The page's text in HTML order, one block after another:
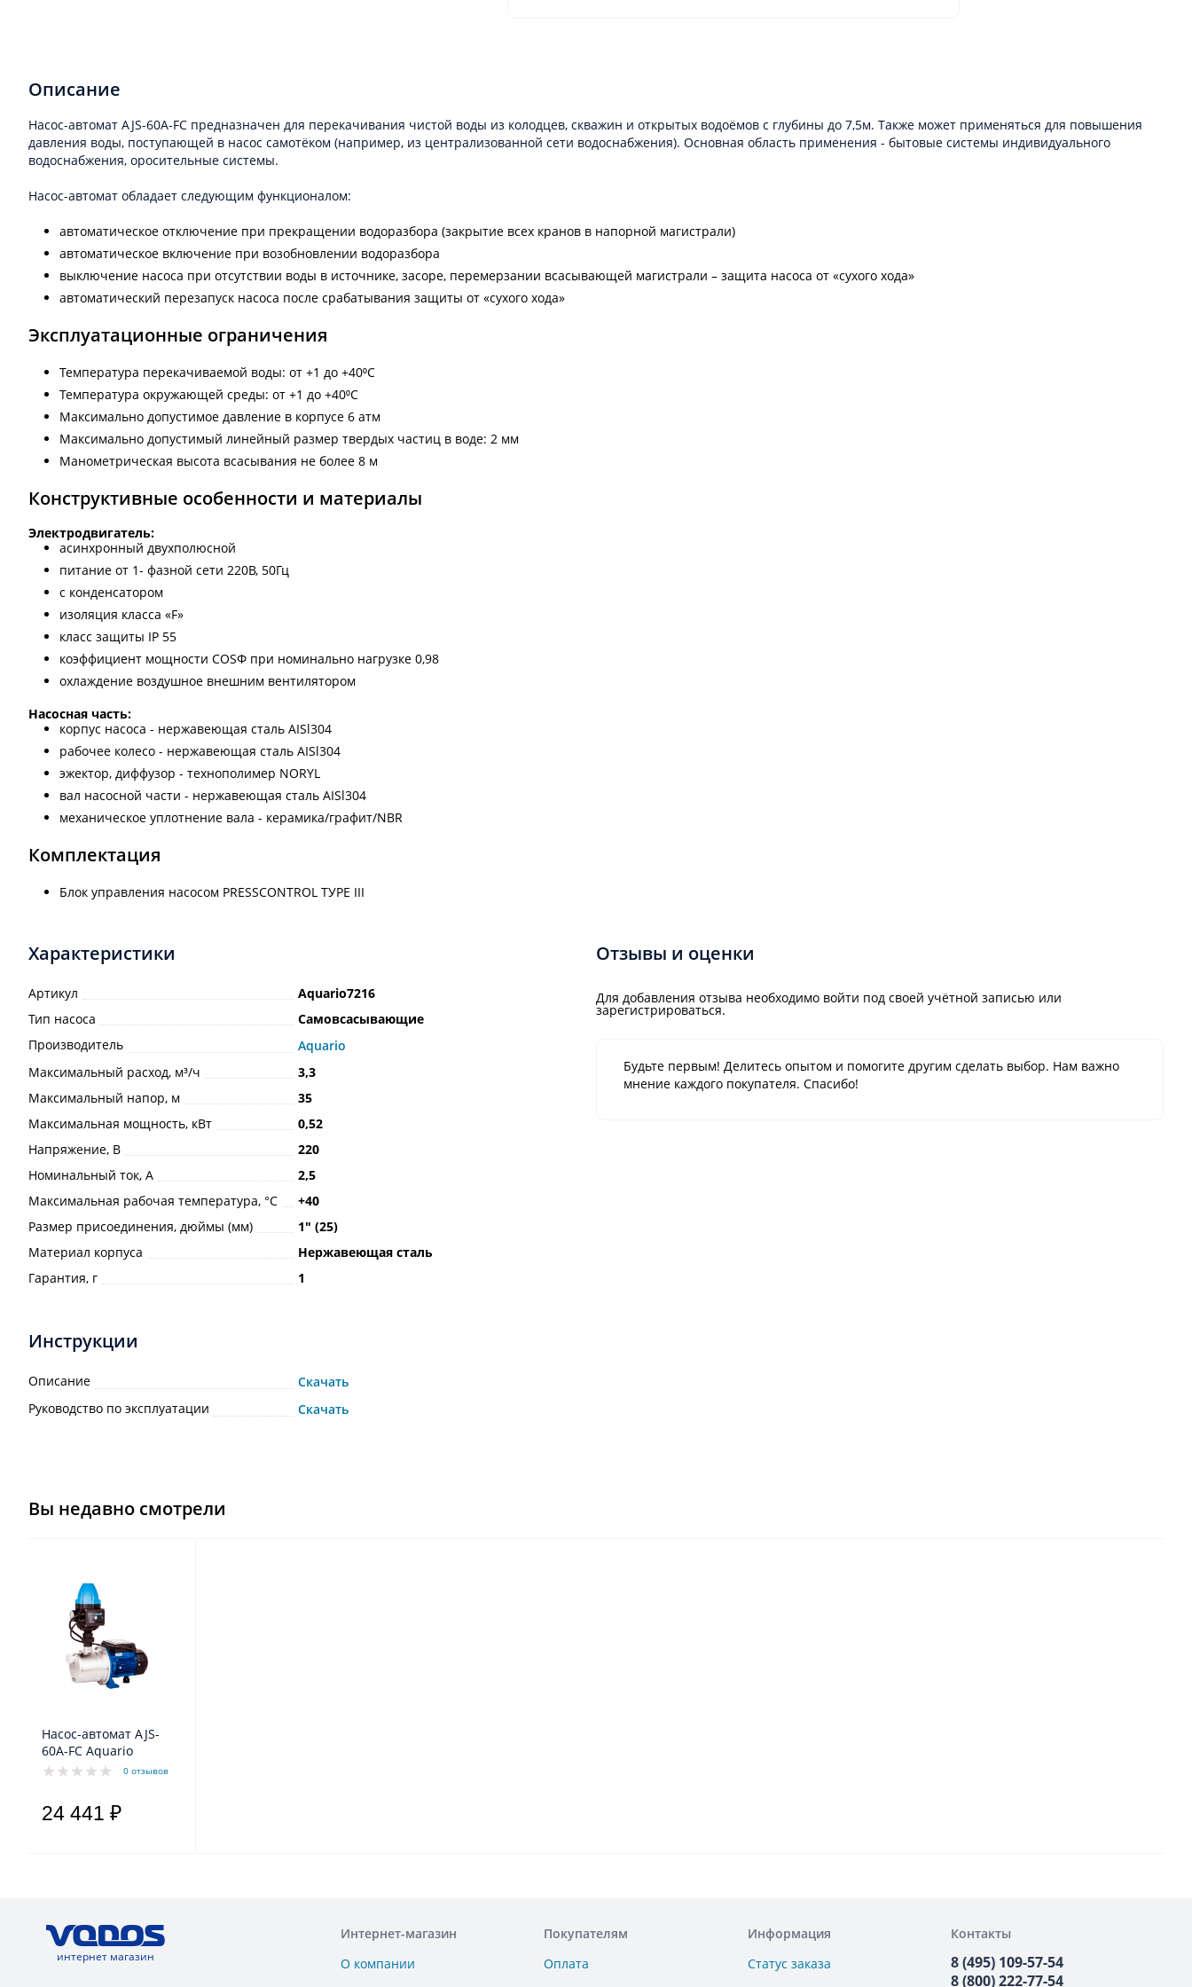
Описание
Насос-автомат AJS-60A-FС предназначен для перекачивания чистой воды из колодцев, скважин и открытых водоёмов с глубины до 7,5м. Также может применяться для повышения
давления воды, поступающей в насос самотёком (например, из централизованной сети водоснабжения). Основная область применения - бытовые системы индивидуального
водоснабжения, оросительные системы.
Насос-автомат обладает следующим функционалом:
автоматическое отключение при прекращении водоразбора (закрытие всех кранов в напорной магистрали)
автоматическое включение при возобновлении водоразбора
выключение насоса при отсутствии воды в источнике, засоре, перемерзании всасывающей магистрали – защита насоса от «сухого хода»
автоматический перезапуск насоса после срабатывания защиты от «сухого хода»
Эксплуатационные ограничения
Температура перекачиваемой воды: от +1 до +40⁰С
Температура окружающей среды: от +1 до +40⁰С
Максимально допустимое давление в корпусе 6 атм
Максимально допустимый линейный размер твердых частиц в воде: 2 мм
Манометрическая высота всасывания не более 8 м
Конструктивные особенности и материалы
Электродвигатель:
асинхронный двухполюсной
питание от 1- фазной сети 220В, 50Гц
с конденсатором
изоляция класса «F»
класс защиты IP 55
коэффициент мощности COSФ при номинально нагрузке 0,98
охлаждение воздушное внешним вентилятором
Насосная часть:
корпус насоса - нержавеющая сталь AISl304
рабочее колесо - нержавеющая сталь AISl304
эжектор, диффузор - технополимер NORYL
вал насосной части - нержавеющая сталь AISl304
механическое уплотнение вала - керамика/графит/NВR
Комплектация
Блок управления насосом PRESSCONTROL ТУРЕ III
Характеристики
Артикул
Aquario7216
Тип насоса
Самовсасывающие
Производитель
Aquario
Максимальный расход, м³/ч
3,3
Максимальный напор, м
35
Максимальная мощность, кВт
0,52
Напряжение, В
220
Номинальный ток, А
2,5
Максимальная рабочая температура, °С
+40
Размер присоединения, дюймы (мм)
1ʺ (25)
Материал корпуса
Нержавеющая сталь
Гарантия, г
1
Инструкции
Описание
Скачать
Руководство по эксплуатации
Скачать
Отзывы и оценки
Для добавления отзыва необходимо войти под своей учётной записью или
зарегистрироваться.
Будьте первым! Делитесь опытом и помогите другим сделать выбор. Нам важно
мнение каждого покупателя. Спасибо!
Вы недавно смотрели
Насос-автомат AJS-
60A-FC Aquario
0 отзывов
24 441 ₽
интернет магазин
Интернет-магазин
О компании
Покупателям
Оплата
Информация
Статус заказа
Контакты
8 (495) 109-57-54
8 (800) 222-77-54